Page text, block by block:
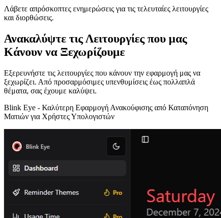
Λάβετε απρόσκοπτες ενημερώσεις για τις τελευταίες λειτουργίες
και διορθώσεις.
Ανακαλύψτε τις Λειτουργίες που μας
Κάνουν να Ξεχωρίζουμε
Εξερευνήστε τις λειτουργίες που κάνουν την εφαρμογή μας να
ξεχωρίζει. Από προσαρμόσιμες υπενθυμίσεις έως πολλαπλά
θέματα, σας έχουμε καλύψει.
Blink Eye - Καλύτερη Εφαρμογή Ανακούφισης από Καταπόνηση
Ματιών για Χρήστες Υπολογιστών